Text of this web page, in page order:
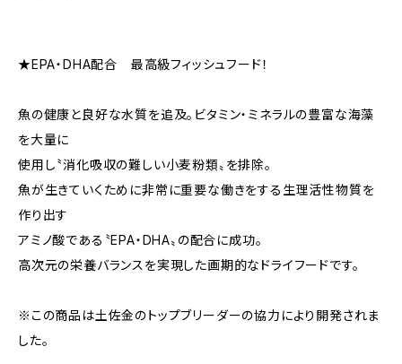
★EPA・DHA配合 最高級フィッシュフード！
魚の健康と良好な水質を追及。ビタミン・ミネラルの豊富な海藻
を大量に
使用し〝消化吸収の難しい小麦粉類〟を排除。
魚が生きていくために非常に重要な働きをする生理活性物質を
作り出す
アミノ酸である〝EPA・DHA〟の配合に成功。
高次元の栄養バランスを実現した画期的なドライフードです。
※この商品は土佐金のトップブリーダーの協力により開発されま
した。